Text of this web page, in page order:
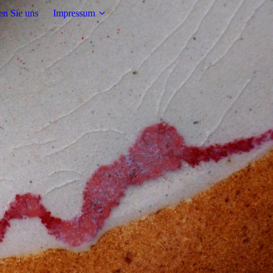
Sie uns Impressum